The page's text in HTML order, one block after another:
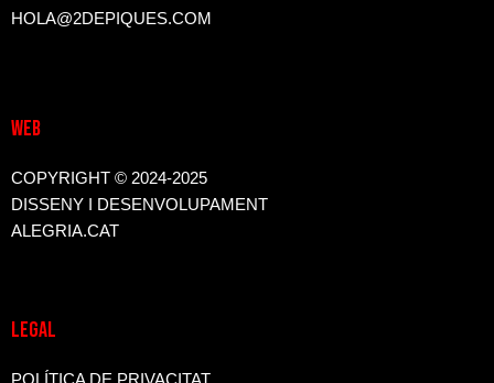
HOLA@2DEPIQUES.COM
WEB
COPYRIGHT © 2024-2025
DISSENY I DESENVOLUPAMENT
ALEGRIA.CAT
LEGAL